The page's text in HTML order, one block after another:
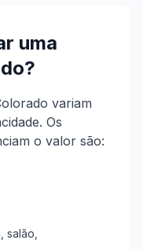
uma
?
variam
Os
o valor são:
salão,